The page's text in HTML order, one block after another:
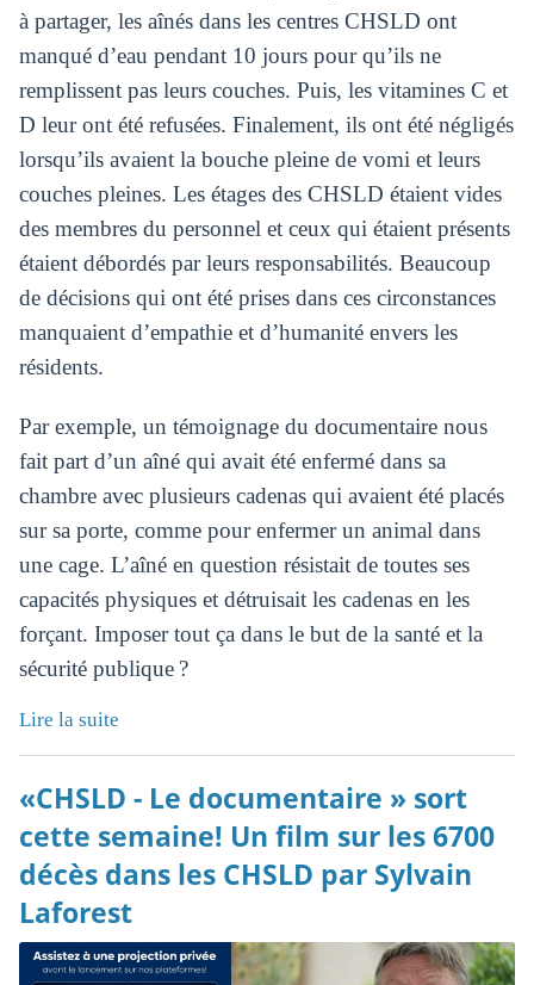
à partager, les aînés dans les centres CHSLD ont
manqué d’eau pendant 10 jours pour qu’ils ne
remplissent pas leurs couches. Puis, les vitamines C et
D leur ont été refusées. Finalement, ils ont été négligés
lorsqu’ils avaient la bouche pleine de vomi et leurs
couches pleines. Les étages des CHSLD étaient vides
des membres du personnel et ceux qui étaient présents
étaient débordés par leurs responsabilités. Beaucoup
de décisions qui ont été prises dans ces circonstances
manquaient d’empathie et d’humanité envers les
résidents.
Par exemple, un témoignage du documentaire nous
fait part d’un aîné qui avait été enfermé dans sa
chambre avec plusieurs cadenas qui avaient été placés
sur sa porte, comme pour enfermer un animal dans
une cage. L’aîné en question résistait de toutes ses
capacités physiques et détruisait les cadenas en les
forçant. Imposer tout ça dans le but de la santé et la
sécurité publique ?
Lire la suite
«CHSLD - Le documentaire » sort
cette semaine! Un film sur les 6700
décès dans les CHSLD par Sylvain
Laforest